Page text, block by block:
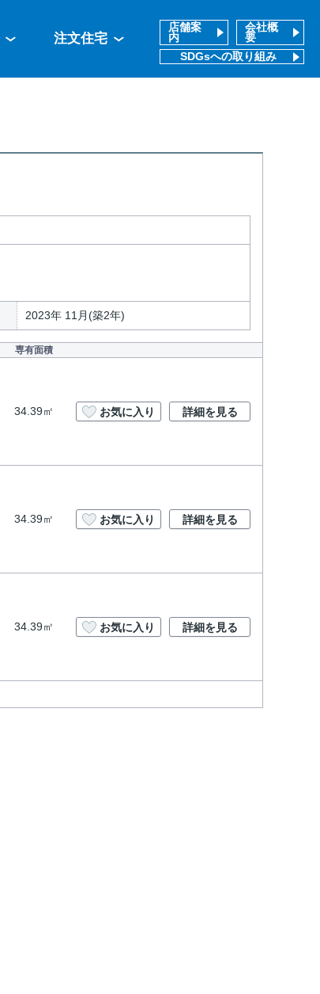
注文住宅
店舗案
内
会社概
要
SDGsへの取り組み
2023年 11月(築2年)
専有面積
34.39㎡ お気に入り 詳細を見る
34.39㎡ お気に入り 詳細を見る
34.39㎡ お気に入り 詳細を見る